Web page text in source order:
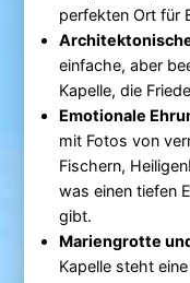
perfekten Ort für
einfache, aber
Kapelle, die
Emotionale
mit Fotos von
Fischern,
was einen tiefen
gibt.
Mariengrotte
Kapelle steht